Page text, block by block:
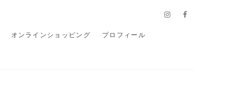
InstagramFacebook
オンラインショッピング プロフィール